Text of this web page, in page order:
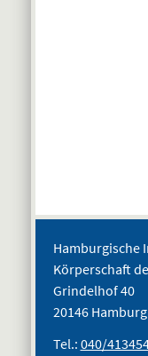
Hamburgische
Körperschaft
Grindelhof 40
20146 Hamburg
Tel.: 040/